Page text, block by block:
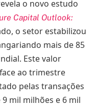
o novo estudo
Capital Outlook:
o setor estabilizou
mais de 85
Este valor
ao trimestre
pelas transações
9 mil milhões e 6 mil